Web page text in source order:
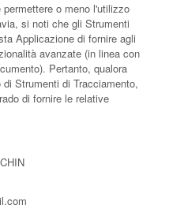
o meno l'utilizzo
si noti che gli Strumenti
Applicazione di fornire agli
avanzate (in linea con
Pertanto, qualora
Strumenti di Tracciamento,
di fornire le relative